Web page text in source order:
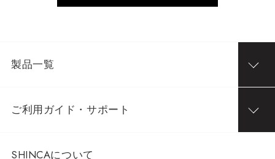
製品一覧
ご利用ガイド・サポート
SHINCAについて